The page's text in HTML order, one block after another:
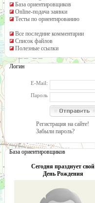
База ориентировщиков
Online-подача заявки
Тесты по ориентированию
Все последние комментарии
Список файлов
Полезные ссылки
Логин
E-Mail:
Пароль
Регистрация на сайте!
Забыли пароль?
База ориентировщиков
Сегодня празднует свой
День Рождения